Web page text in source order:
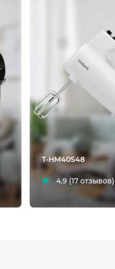
T-HM40S48
4.9 (17 отзывов)